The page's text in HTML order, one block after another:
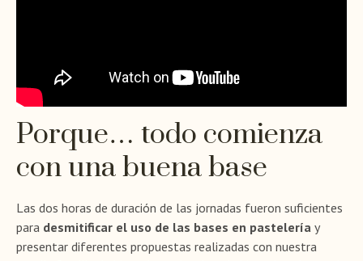
Porque… todo comienza
con una buena base
Las dos horas de duración de las jornadas fueron suficientes
para desmitificar el uso de las bases en pastelería y
presentar diferentes propuestas realizadas con nuestra